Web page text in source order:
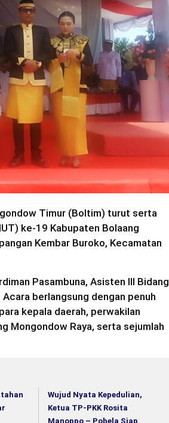
Timur (Boltim) turut serta
ke-19 Kabupaten Bolaang
Kembar Buroko, Kecamatan
Pasambuna, Asisten III Bidang
berlangsung dengan penuh
kepala daerah, perwakilan
Mongondow Raya, serta sejumlah
Wujud Nyata Kepedulian,
Ketua TP-PKK Rosita
Manoppo – Pobela Siap